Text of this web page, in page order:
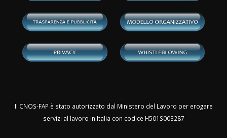
Il CNOS-FAP è stato autorizzato dal Ministero del Lavoro per erogare
servizi al lavoro in Italia con codice H501S003287